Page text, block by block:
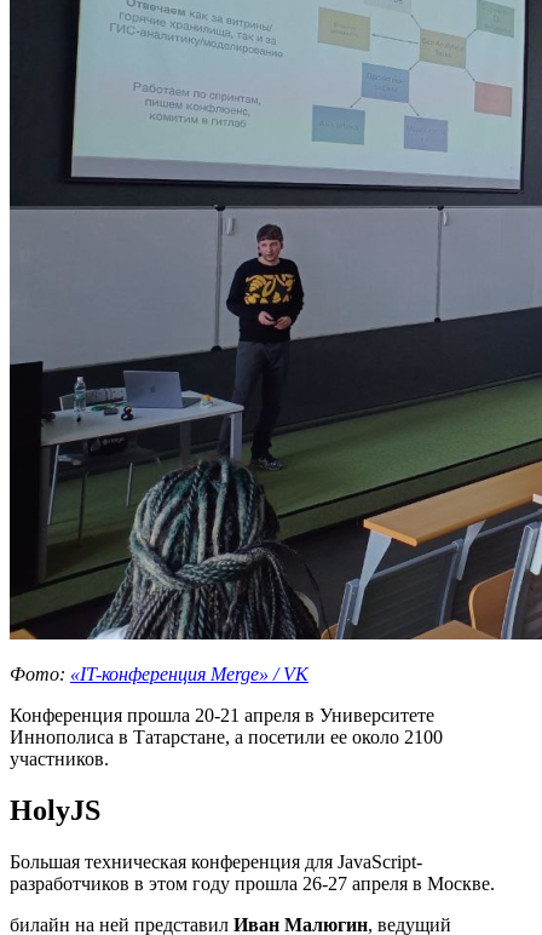
Фото: «IT-конференция Merge» / VK
Конференция прошла 20-21 апреля в Университете
Иннополиса в Татарстане, а посетили ее около 2100
участников.
HolyJS
Большая техническая конференция для JavaScript-
разработчиков в этом году прошла 26-27 апреля в Москве.
билайн на ней представил Иван Малюгин, ведущий